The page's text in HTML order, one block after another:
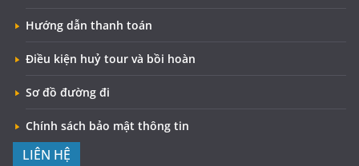
Hướng dẫn thanh toán
Điều kiện huỷ tour và bồi hoàn
Sơ đồ đường đi
Chính sách bảo mật thông tin
LIÊN HỆ